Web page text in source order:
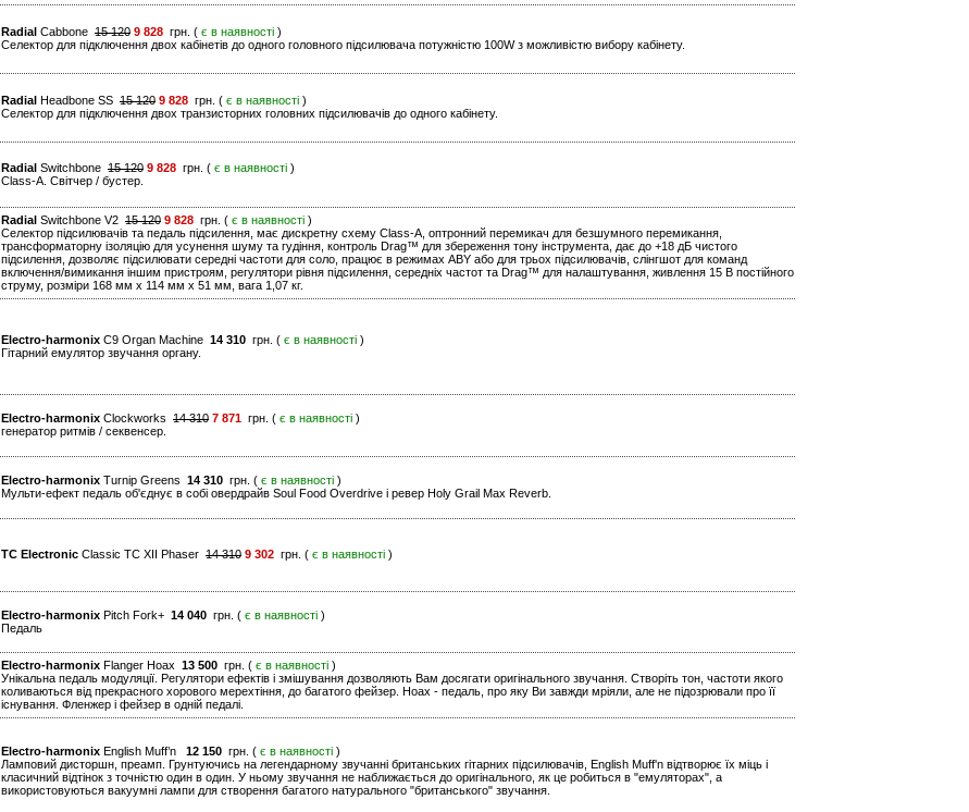
Radial Cabbone 15 120 9 828 грн. ( є в наявності )
Селектор для підключення двох кабінетів до одного головного підсилювача потужністю 100W з можливістю вибору кабінету.
Radial Headbone SS 15 120 9 828 грн. ( є в наявності )
Селектор для підключення двох транзисторних головних підсилювачів до одного кабінету.
Radial Switchbone 15 120 9 828 грн. ( є в наявності )
Class-A. Світчер / бустер.
Radial Switchbone V2 15 120 9 828 грн. ( є в наявності )
Селектор підсилювачів та педаль підсилення, має дискретну схему Class-A, оптронний перемикач для безшумного перемикання,
трансформаторну ізоляцію для усунення шуму та гудіння, контроль Drag™ для збереження тону інструмента, дає до +18 дБ чистого
підсилення, дозволяє підсилювати середні частоти для соло, працює в режимах ABY або для трьох підсилювачів, слінгшот для команд
включення/вимикання іншим пристроям, регулятори рівня підсилення, середніх частот та Drag™ для налаштування, живлення 15 В постійного
струму, розміри 168 мм x 114 мм x 51 мм, вага 1,07 кг.
Electro-harmonix C9 Organ Machine 14 310 грн. ( є в наявності )
Гітарний емулятор звучання органу.
Electro-harmonix Clockworks 14 310 7 871 грн. ( є в наявності )
генератор ритмів / секвенсер.
Electro-harmonix Turnip Greens 14 310 грн. ( є в наявності )
Мульти-ефект педаль об'єднує в собі овердрайв Soul Food Overdrive і ревер Holy Grail Max Reverb.
TC Electronic Classic TC XII Phaser 14 310 9 302 грн. ( є в наявності )
Electro-harmonix Pitch Fork+ 14 040 грн. ( є в наявності )
Педаль
Electro-harmonix Flanger Hoax 13 500 грн. ( є в наявності )
Унікальна педаль модуляції. Регулятори ефектів і змішування дозволяють Вам досягати оригінального звучання. Створіть тон, частоти якого
коливаються від прекрасного хорового мерехтіння, до багатого фейзер. Hoax - педаль, про яку Ви завжди мріяли, але не підозрювали про її
існування. Фленжер і фейзер в одній педалі.
Electro-harmonix English Muff’n 12 150 грн. ( є в наявності )
Ламповий дисторшн, преамп. Грунтуючись на легендарному звучанні британських гітарних підсилювачів, English Muff'n відтворює їх міць і
класичний відтінок з точністю один в один. У ньому звучання не наближається до оригінального, як це робиться в "емуляторах", а
використовуються вакуумні лампи для створення багатого натурального "британського" звучання.